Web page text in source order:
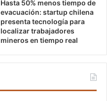
Hasta 50% menos tiempo de
evacuación: startup chilena
presenta tecnología para
localizar trabajadores
mineros en tiempo real